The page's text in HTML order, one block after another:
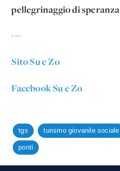
pellegrinaggio di speranza
---
Sito Su e Zo
Facebook Su e Zo
tgs turismo giovanile sociale
ponti